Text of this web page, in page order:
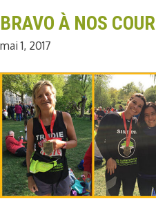
BRAVO À NOS
mai 1, 2017